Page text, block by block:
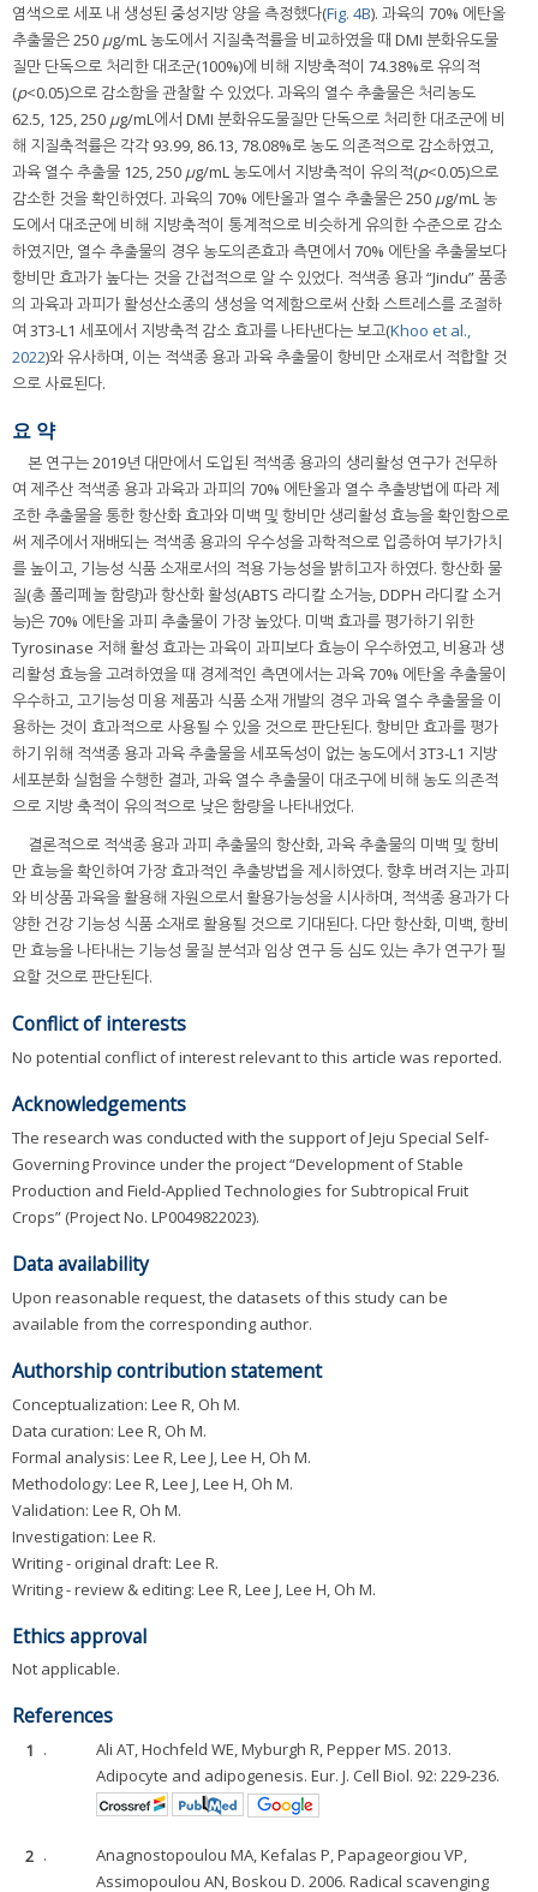
염색으로 세포 내 생성된 중성지방 양을 측정했다(Fig. 4B). 과육의 70% 에탄올
추출물은 250 μg/mL 농도에서 지질축적률을 비교하였을 때 DMI 분화유도물
질만 단독으로 처리한 대조군(100%)에 비해 지방축적이 74.38%로 유의적
(p<0.05)으로 감소함을 관찰할 수 있었다. 과육의 열수 추출물은 처리농도
62.5, 125, 250 μg/mL에서 DMI 분화유도물질만 단독으로 처리한 대조군에 비
해 지질축적률은 각각 93.99, 86.13, 78.08%로 농도 의존적으로 감소하였고,
과육 열수 추출물 125, 250 μg/mL 농도에서 지방축적이 유의적(p<0.05)으로
감소한 것을 확인하였다. 과육의 70% 에탄올과 열수 추출물은 250 μg/mL 농
도에서 대조군에 비해 지방축적이 통계적으로 비슷하게 유의한 수준으로 감소
하였지만, 열수 추출물의 경우 농도의존효과 측면에서 70% 에탄올 추출물보다
항비만 효과가 높다는 것을 간접적으로 알 수 있었다. 적색종 용과 “Jindu” 품종
의 과육과 과피가 활성산소종의 생성을 억제함으로써 산화 스트레스를 조절하
여 3T3-L1 세포에서 지방축적 감소 효과를 나타낸다는 보고(Khoo et al.,
2022)와 유사하며, 이는 적색종 용과 과육 추출물이 항비만 소재로서 적합할 것
으로 사료된다.
요 약
본 연구는 2019년 대만에서 도입된 적색종 용과의 생리활성 연구가 전무하
여 제주산 적색종 용과 과육과 과피의 70% 에탄올과 열수 추출방법에 따라 제
조한 추출물을 통한 항산화 효과와 미백 및 항비만 생리활성 효능을 확인함으로
써 제주에서 재배되는 적색종 용과의 우수성을 과학적으로 입증하여 부가가치
를 높이고, 기능성 식품 소재로서의 적용 가능성을 밝히고자 하였다. 항산화 물
질(총 폴리페놀 함량)과 항산화 활성(ABTS 라디칼 소거능, DDPH 라디칼 소거
능)은 70% 에탄올 과피 추출물이 가장 높았다. 미백 효과를 평가하기 위한
Tyrosinase 저해 활성 효과는 과육이 과피보다 효능이 우수하였고, 비용과 생
리활성 효능을 고려하였을 때 경제적인 측면에서는 과육 70% 에탄올 추출물이
우수하고, 고기능성 미용 제품과 식품 소재 개발의 경우 과육 열수 추출물을 이
용하는 것이 효과적으로 사용될 수 있을 것으로 판단된다. 항비만 효과를 평가
하기 위해 적색종 용과 과육 추출물을 세포독성이 없는 농도에서 3T3-L1 지방
세포분화 실험을 수행한 결과, 과육 열수 추출물이 대조구에 비해 농도 의존적
으로 지방 축적이 유의적으로 낮은 함량을 나타내었다.
결론적으로 적색종 용과 과피 추출물의 항산화, 과육 추출물의 미백 및 항비
만 효능을 확인하여 가장 효과적인 추출방법을 제시하였다. 향후 버려지는 과피
와 비상품 과육을 활용해 자원으로서 활용가능성을 시사하며, 적색종 용과가 다
양한 건강 기능성 식품 소재로 활용될 것으로 기대된다. 다만 항산화, 미백, 항비
만 효능을 나타내는 기능성 물질 분석과 임상 연구 등 심도 있는 추가 연구가 필
요할 것으로 판단된다.
Conflict of interests
No potential conflict of interest relevant to this article was reported.
Acknowledgements
The research was conducted with the support of Jeju Special Self-
Governing Province under the project “Development of Stable
Production and Field-Applied Technologies for Subtropical Fruit
Crops” (Project No. LP0049822023).
Data availability
Upon reasonable request, the datasets of this study can be
available from the corresponding author.
Authorship contribution statement
Conceptualization: Lee R, Oh M.
Data curation: Lee R, Oh M.
Formal analysis: Lee R, Lee J, Lee H, Oh M.
Methodology: Lee R, Lee J, Lee H, Oh M.
Validation: Lee R, Oh M.
Investigation: Lee R.
Writing - original draft: Lee R.
Writing - review & editing: Lee R, Lee J, Lee H, Oh M.
Ethics approval
Not applicable.
References
1 .
Ali AT, Hochfeld WE, Myburgh R, Pepper MS. 2013.
Adipocyte and adipogenesis. Eur. J. Cell Biol. 92: 229-236.
2 .
Anagnostopoulou MA, Kefalas P, Papageorgiou VP,
Assimopoulou AN, Boskou D. 2006. Radical scavenging